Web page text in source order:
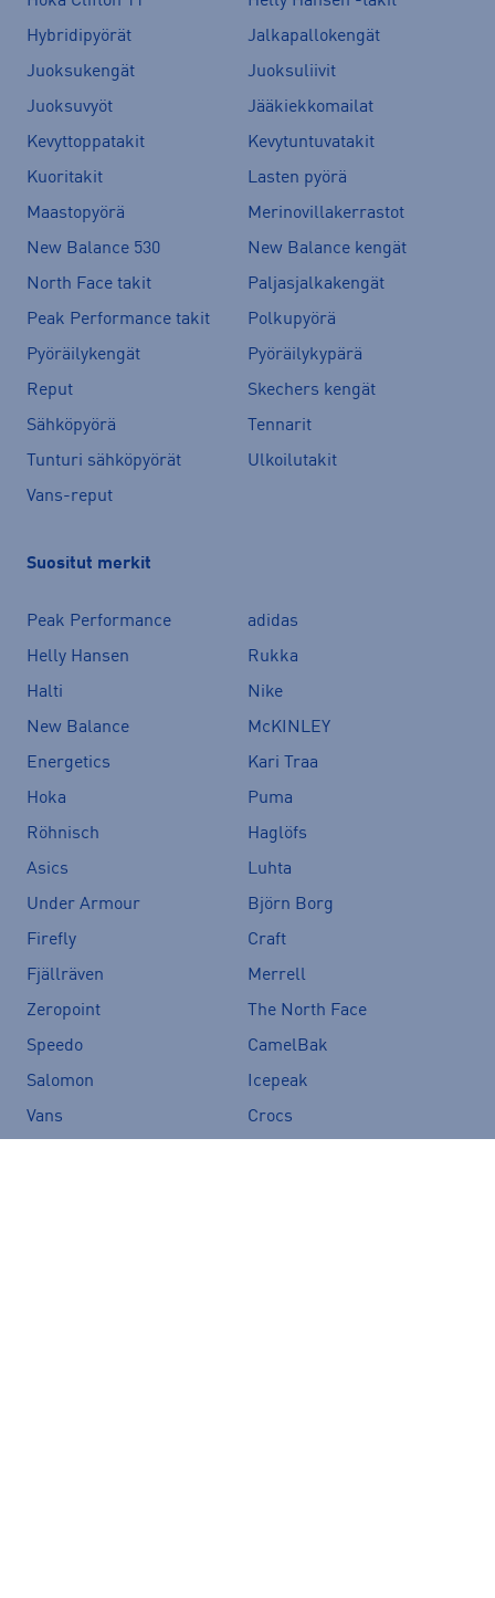
Hybridipyörät
Jalkapallokengät
Juoksukengät
Juoksuliivit
Juoksuvyöt
Jääkiekkomailat
Kevyttoppatakit
Kevytuntuvatakit
Kuoritakit
Lasten pyörä
Maastopyörä
Merinovillakerrastot
New Balance 530
New Balance kengät
North Face takit
Paljasjalkakengät
Peak Performance takit
Polkupyörä
Pyöräilykengät
Pyöräilykypärä
Reput
Skechers kengät
Sähköpyörä
Tennarit
Tunturi sähköpyörät
Ulkoilutakit
Vans-reput
Suositut merkit
Peak Performance
adidas
Helly Hansen
Rukka
Halti
Nike
New Balance
McKINLEY
Energetics
Kari Traa
Hoka
Puma
Röhnisch
Haglöfs
Asics
Luhta
Under Armour
Björn Borg
Firefly
Craft
Fjällräven
Merrell
Zeropoint
The North Face
Speedo
CamelBak
Salomon
Icepeak
Vans
Crocs